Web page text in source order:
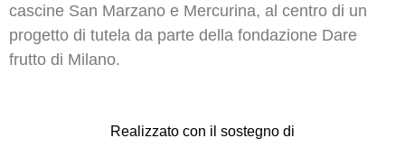
cascine San Marzano e Mercurina, al centro di un
progetto di tutela da parte della fondazione Dare
frutto di Milano.
Realizzato con il sostegno di